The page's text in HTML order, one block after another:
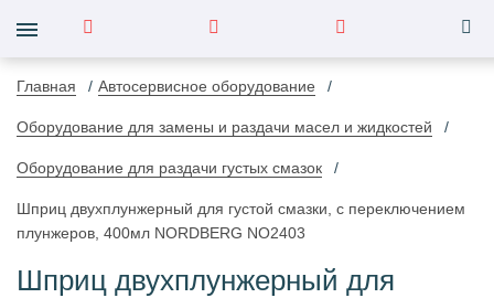
Главная Автосервисное оборудование
Оборудование для замены и раздачи масел и жидкостей
Оборудование для раздачи густых смазок
Шприц двухплунжерный для густой смазки, с переключением
плунжеров, 400мл NORDBERG NO2403
Шприц двухплунжерный для